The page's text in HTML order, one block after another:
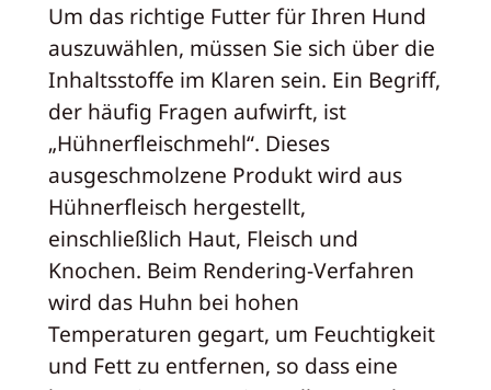
Um das richtige Futter für Ihren Hund
auszuwählen, müssen Sie sich über die
Inhaltsstoffe im Klaren sein. Ein Begriff,
der häufig Fragen aufwirft, ist
„Hühnerfleischmehl“. Dieses
ausgeschmolzene Produkt wird aus
Hühnerfleisch hergestellt,
einschließlich Haut, Fleisch und
Knochen. Beim Rendering-Verfahren
wird das Huhn bei hohen
Temperaturen gegart, um Feuchtigkeit
und Fett zu entfernen, so dass eine